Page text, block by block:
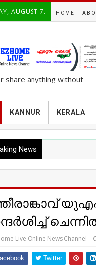
AUGUST 7. HOME
share anything without
KANNUR KERALA
News
Live Online News Channel
Twitter